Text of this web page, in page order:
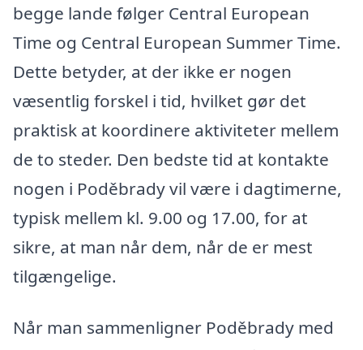
begge lande følger Central European
Time og Central European Summer Time.
Dette betyder, at der ikke er nogen
væsentlig forskel i tid, hvilket gør det
praktisk at koordinere aktiviteter mellem
de to steder. Den bedste tid at kontakte
nogen i Poděbrady vil være i dagtimerne,
typisk mellem kl. 9.00 og 17.00, for at
sikre, at man når dem, når de er mest
tilgængelige.
Når man sammenligner Poděbrady med